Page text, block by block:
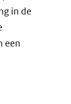
in de
een